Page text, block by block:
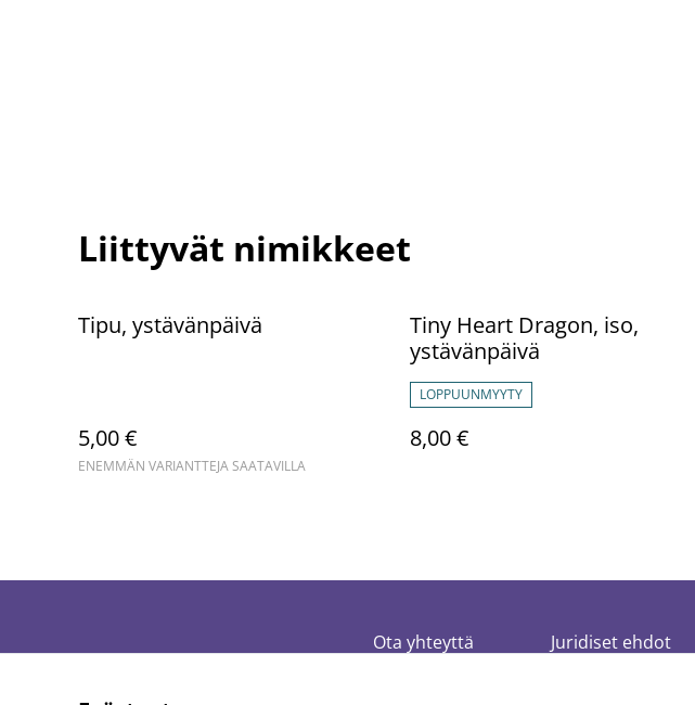
Liittyvät nimikkeet
Tipu, ystävänpäivä
5,00 €
ENEMMÄN VARIANTTEJA SAATAVILLA
Tiny Heart Dragon, iso,
ystävänpäivä
LOPPUUNMYYTY
8,00 €
Ota yhteyttä Juridiset ehdot